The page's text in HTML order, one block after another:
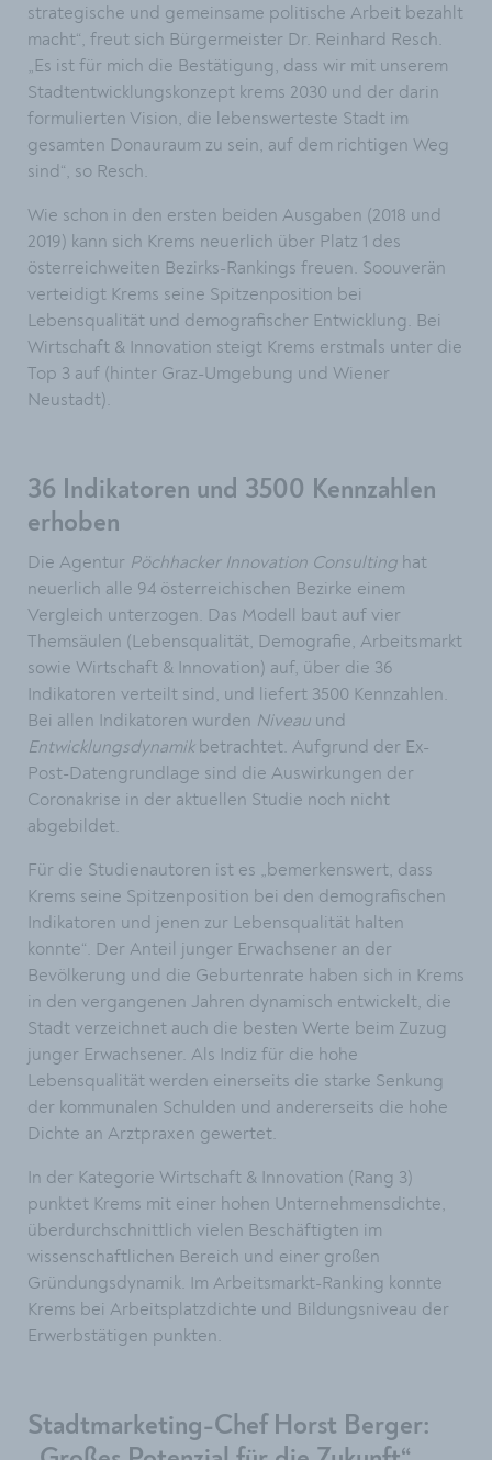
strategische und gemeinsame politische Arbeit bezahlt
macht“, freut sich Bürgermeister Dr. Reinhard Resch.
„Es ist für mich die Bestätigung, dass wir mit unserem
Stadtentwicklungskonzept krems 2030 und der darin
formulierten Vision, die lebenswerteste Stadt im
gesamten Donauraum zu sein, auf dem richtigen Weg
sind“, so Resch.
Wie schon in den ersten beiden Ausgaben (2018 und
2019) kann sich Krems neuerlich über Platz 1 des
österreichweiten Bezirks-Rankings freuen. Soouverän
verteidigt Krems seine Spitzenposition bei
Lebensqualität und demografischer Entwicklung. Bei
Wirtschaft & Innovation steigt Krems erstmals unter die
Top 3 auf (hinter Graz-Umgebung und Wiener
Neustadt).
36 Indikatoren und 3500 Kennzahlen
erhoben
Die Agentur Pöchhacker Innovation Consulting hat
neuerlich alle 94 österreichischen Bezirke einem
Vergleich unterzogen. Das Modell baut auf vier
Themsäulen (Lebensqualität, Demografie, Arbeitsmarkt
sowie Wirtschaft & Innovation) auf, über die 36
Indikatoren verteilt sind, und liefert 3500 Kennzahlen.
Bei allen Indikatoren wurden Niveau und
Entwicklungsdynamik betrachtet. Aufgrund der Ex-
Post-Datengrundlage sind die Auswirkungen der
Coronakrise in der aktuellen Studie noch nicht
abgebildet.
Für die Studienautoren ist es „bemerkenswert, dass
Krems seine Spitzenposition bei den demografischen
Indikatoren und jenen zur Lebensqualität halten
konnte“. Der Anteil junger Erwachsener an der
Bevölkerung und die Geburtenrate haben sich in Krems
in den vergangenen Jahren dynamisch entwickelt, die
Stadt verzeichnet auch die besten Werte beim Zuzug
junger Erwachsener. Als Indiz für die hohe
Lebensqualität werden einerseits die starke Senkung
der kommunalen Schulden und andererseits die hohe
Dichte an Arztpraxen gewertet.
In der Kategorie Wirtschaft & Innovation (Rang 3)
punktet Krems mit einer hohen Unternehmensdichte,
überdurchschnittlich vielen Beschäftigten im
wissenschaftlichen Bereich und einer großen
Gründungsdynamik. Im Arbeitsmarkt-Ranking konnte
Krems bei Arbeitsplatzdichte und Bildungsniveau der
Erwerbstätigen punkten.
Stadtmarketing-Chef Horst Berger: